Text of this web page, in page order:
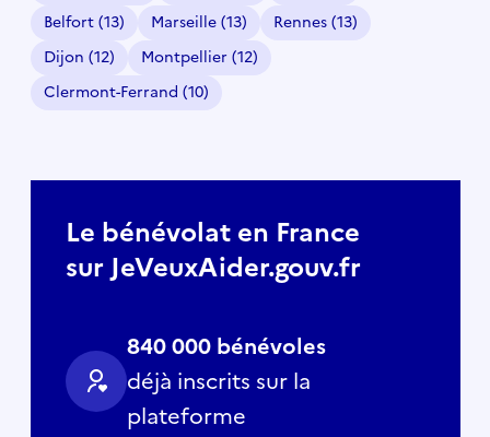
Belfort(13) Marseille(13) Rennes(13)
Dijon (12) Montpellier(12)
Clermont-Ferrand (10)
Le bénévolat en France
sur JeVeuxAider.gouv.fr
840 000 bénévoles
déjà inscrits sur la
plateforme